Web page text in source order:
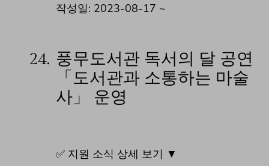
작성일: 2023-08-17 ~
24. 풍무도서관 독서의 달 공연
「도서관과 소통하는 마술
사」 운영
✅ 지원 소식 상세 보기 ▼